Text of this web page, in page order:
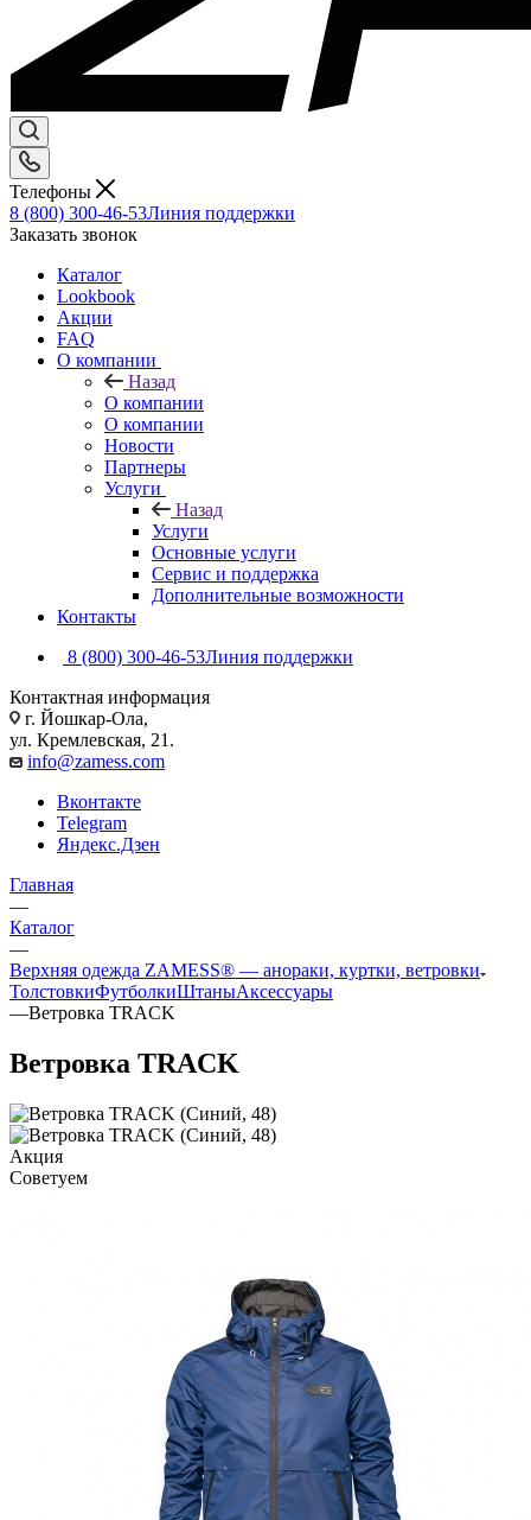
Телефоны
8 (800) 300-46-53Линия поддержки
Заказать звонок
Каталог
Lookbook
Акции
FAQ
О компании
Назад
О компании
О компании
Новости
Партнеры
Услуги
Назад
Услуги
Основные услуги
Сервис и поддержка
Дополнительные возможности
Контакты
8 (800) 300-46-53Линия поддержки
Контактная информация
г. Йошкар-Ола,
ул. Кремлевская, 21.
info@zamess.com
Вконтакте
Telegram
Яндекс.Дзен
Главная
—
Каталог
—
Верхняя одежда ZAMESS® — анораки, куртки, ветровки
ТолстовкиФутболкиШтаныАксессуары
—Ветровка TRACK
Ветровка TRACK
Акция
Советуем